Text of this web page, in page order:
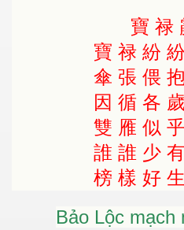
寶 禄
寶 禄 紛
傘 張 偎
因 循 各
雙 雁 似
誰 誰 少
榜 樣 好
Bảo Lộc mạch